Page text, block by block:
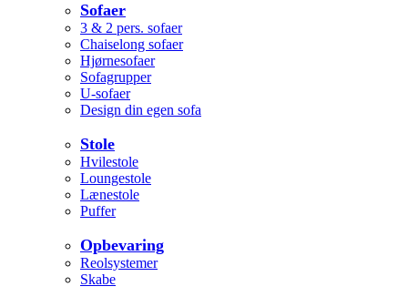
Sofaer
3 & 2 pers. sofaer
Chaiselong sofaer
Hjørnesofaer
Sofagrupper
U-sofaer
Design din egen sofa
Stole
Hvilestole
Loungestole
Lænestole
Puffer
Opbevaring
Reolsystemer
Skabe